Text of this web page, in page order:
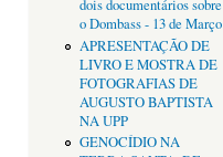
dois documentários sobre
o Dombass - 13 de Março
APRESENTAÇÃO DE
LIVRO E MOSTRA DE
FOTOGRAFIAS DE
AUGUSTO BAPTISTA
NA UPP
GENOCÍDIO NA